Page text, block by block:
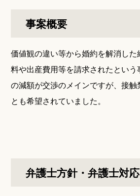
事案概要
価値観の違い等から婚約を解消し
料や出産費用等を請求されたとい
の減額が交渉のメインですが、接触
とも希望されていました。
弁護士方針・弁護士対応